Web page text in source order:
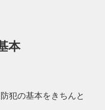
本
犯の基本をきちんと